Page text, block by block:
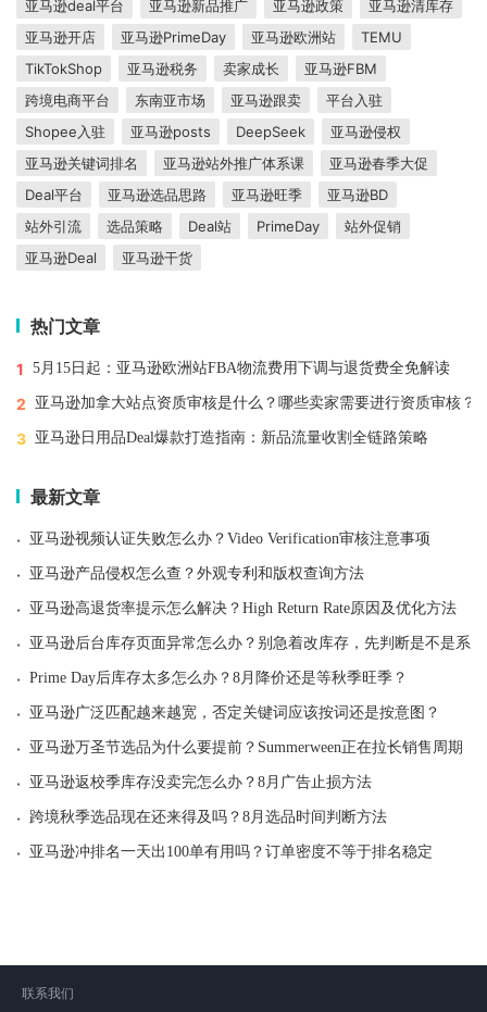
亚马逊deal平台
亚马逊新品推广 亚马逊政策
亚马逊清库存
亚马逊开店
亚马逊PrimeDay 亚马逊欧洲站
TEMU
TikTokShop
亚马逊税务 卖家成长
亚马逊FBM
跨境电商平台
东南亚市场 亚马逊跟卖
平台入驻
Shopee入驻
亚马逊posts DeepSeek
亚马逊侵权
亚马逊关键词排名
亚马逊站外推广体系课
亚马逊春季大促
Deal平台
亚马逊选品思路 亚马逊旺季
亚马逊BD
站外引流
选品策略 Deal站 PrimeDay
站外促销
亚马逊Deal
亚马逊干货
热门文章
1 5月15日起：亚马逊欧洲站FBA物流费用下调与退货费全免解读
2 亚马逊加拿大站点资质审核是什么？哪些卖家需要进行资质审核？
3 亚马逊日用品Deal爆款打造指南：新品流量收割全链路策略
最新文章
· 亚马逊视频认证失败怎么办？Video Verification审核注意事项
· 亚马逊产品侵权怎么查？外观专利和版权查询方法
· 亚马逊高退货率提示怎么解决？High Return Rate原因及优化方法
· 亚马逊后台库存页面异常怎么办？别急着改库存，先判断是不是系
· Prime Day后库存太多怎么办？8月降价还是等秋季旺季？
· 亚马逊广泛匹配越来越宽，否定关键词应该按词还是按意图？
· 亚马逊万圣节选品为什么要提前？Summerween正在拉长销售周期
· 亚马逊返校季库存没卖完怎么办？8月广告止损方法
· 跨境秋季选品现在还来得及吗？8月选品时间判断方法
· 亚马逊冲排名一天出100单有用吗？订单密度不等于排名稳定
联系我们